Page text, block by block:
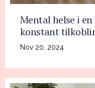
Mental helse i
konstant
Nov 20, 2024